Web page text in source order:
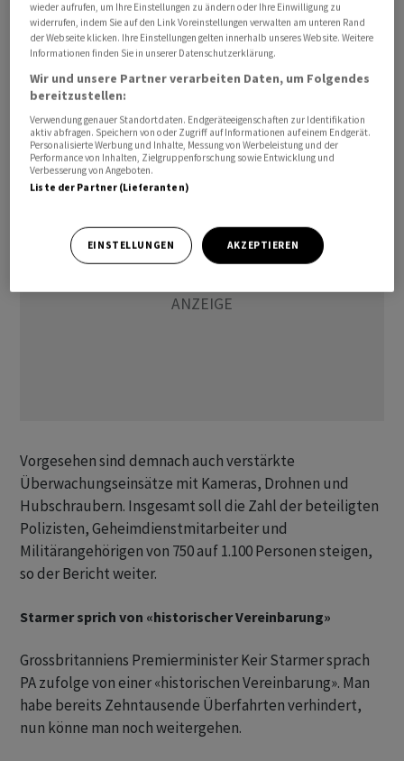
Der Vertrag, der bis März 2029 laufen soll, sieht vor, dass
Grossbritannien für den Einsatz von fünf französischen
Polizeieinheiten zur Überwachung der Küste mit 501
Millionen Pfund (etwa 577 Millionen Euro) aufkommt.
sollen fliessen, wenn sich die Massnahmen als
erfolgreich erweisen.
Vorgesehen sind demnach auch verstärkte
Überwachungseinsätze mit Kameras, Drohnen und
Hubschraubern. Insgesamt soll die Zahl der beteiligten
Polizisten, Geheimdienstmitarbeiter und
Militärangehörigen von 750 auf 1.100 Personen steigen,
so der Bericht weiter.
Starmer sprich von «historischer Vereinbarung»
Grossbritanniens Premierminister Keir Starmer sprach
PA zufolge von einer «historischen Vereinbarung». Man
habe bereits Zehntausende Überfahrten verhindert,
nun könne man noch weitergehen.
wieder aufrufen, um Ihre Einstellungen zu ändern oder Ihre Einwilligung zu
widerrufen, indem Sie auf den Link Voreinstellungen verwalten am unteren Rand
der Webseite klicken. Ihre Einstellungen gelten innerhalb unseres Website. Weitere
Informationen finden Sie in unserer Datenschutzerklärung.
Wir und unsere Partner verarbeiten Daten, um Folgendes
bereitzustellen:
Verwendung genauer Standortdaten. Endgeräteeigenschaften zur Identifikation
aktiv abfragen. Speichern von oder Zugriff auf Informationen auf einem Endgerät.
Personalisierte Werbung und Inhalte, Messung von Werbeleistung und der
Performance von Inhalten, Zielgruppenforschung sowie Entwicklung und
Verbesserung von Angeboten.
Liste der Partner (Lieferanten)
EINSTELLUNGEN AKZEPTIEREN